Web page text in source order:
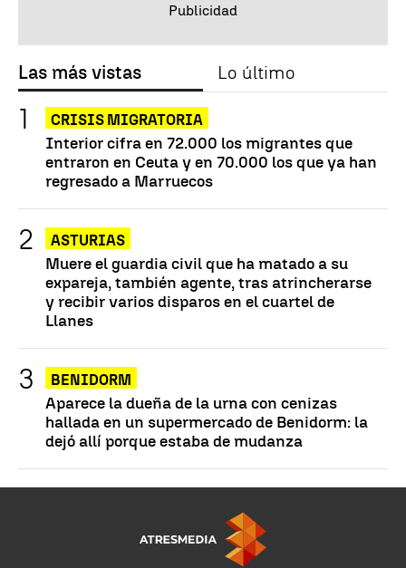
Las más vistas Lo último
CRISIS MIGRATORIA
Interior cifra en 72.000 los migrantes que
entraron en Ceuta y en 70.000 los que ya han
regresado a Marruecos
ASTURIAS
Muere el guardia civil que ha matado a su
expareja, también agente, tras atrincherarse
y recibir varios disparos en el cuartel de
Llanes
BENIDORM
Aparece la dueña de la urna con cenizas
hallada en un supermercado de Benidorm: la
dejó allí porque estaba de mudanza